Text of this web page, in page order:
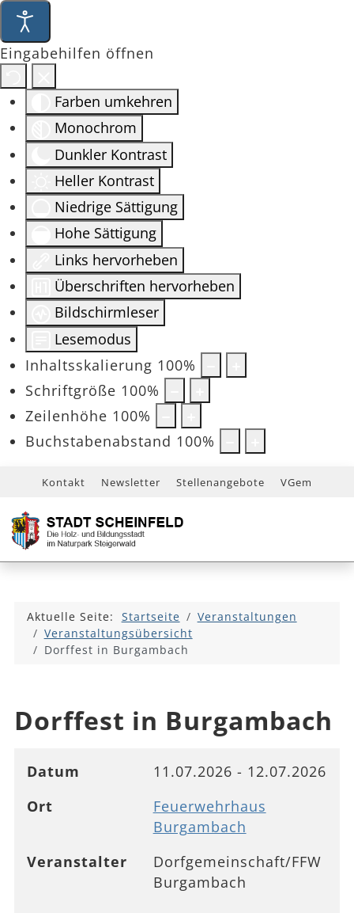
Eingabehilfen öffnen
Farben umkehren
Monochrom
Dunkler Kontrast
Heller Kontrast
Niedrige Sättigung
Hohe Sättigung
Links hervorheben
Überschriften hervorheben
Bildschirmleser
Lesemodus
Inhaltsskalierung 100%
Schriftgröße 100%
Zeilenhöhe 100%
Buchstabenabstand 100%
Kontakt Newsletter Stellenangebote VGem
Aktuelle Seite: Startseite
Veranstaltungen
Veranstaltungsübersicht
Dorffest in Burgambach
Dorffest in Burgambach
Datum 11.07.2026 - 12.07.2026
Ort
Feuerwehrhaus
Burgambach
Veranstalter
Dorfgemeinschaft/FFW
Burgambach